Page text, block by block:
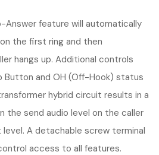
Answer feature will automatically
the first ring and then
hangs up. Additional controls
Button and OH (Off-Hook) status
hybrid circuit results in a
the send audio level on the caller
A detachable screw terminal
access to all features.